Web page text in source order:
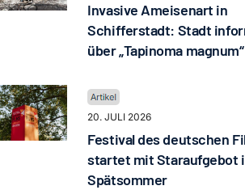
Invasive Ameisenart in
Schifferstadt: Stadt
über „Tapinoma magnum“
20. JULI 2026
Festival des deutschen
startet mit Staraufgebot
Spätsommer